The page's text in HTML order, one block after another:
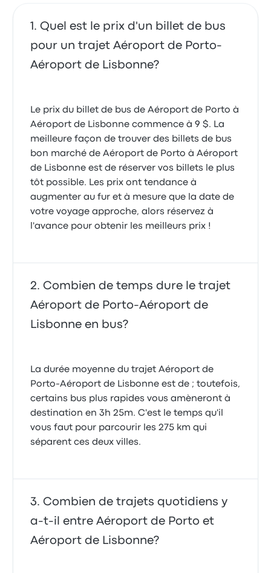
5.0 sur 5 étoiles
Georges C.
nous avions uniquement 10 minutes et nous avons
bus pour le rattraper. Toutes nos affaires étaient
encore à l intérieur. Nous avions les premières places
12 août 2019
pour recharger mon matériel électrique
5.0 sur 5 étoiles
10 octobre 2019
Le chauffeur conduisait a grande vitesse a mon
sens mais il était par contre très expérimenté
Nassima C.
17 août 2019
l'impression qu'il est compliqué de discuter en une
autre langue que le portugais. Les toilettes n'étaient
pas accessibles.
Quel est le prix d'un billet de bus
pour un trajet Aéroport de Porto-
Aéroport de Lisbonne?
Le prix du billet de bus de Aéroport de Porto à
Aéroport de Lisbonne commence à 9 $. La
meilleure façon de trouver des billets de bus
bon marché de Aéroport de Porto à Aéroport
de Lisbonne est de réserver vos billets le plus
tôt possible. Les prix ont tendance à
augmenter au fur et à mesure que la date de
votre voyage approche, alors réservez à
l'avance pour obtenir les meilleurs prix !
Combien de temps dure le trajet
Aéroport de Porto-Aéroport de
Lisbonne en bus?
La durée moyenne du trajet Aéroport de
Porto-Aéroport de Lisbonne est de ; toutefois,
certains bus plus rapides vous amèneront à
destination en 3h 25m. C'est le temps qu'il
vous faut pour parcourir les 275 km qui
séparent ces deux villes.
Combien de trajets quotidiens y
a-t-il entre Aéroport de Porto et
Aéroport de Lisbonne?